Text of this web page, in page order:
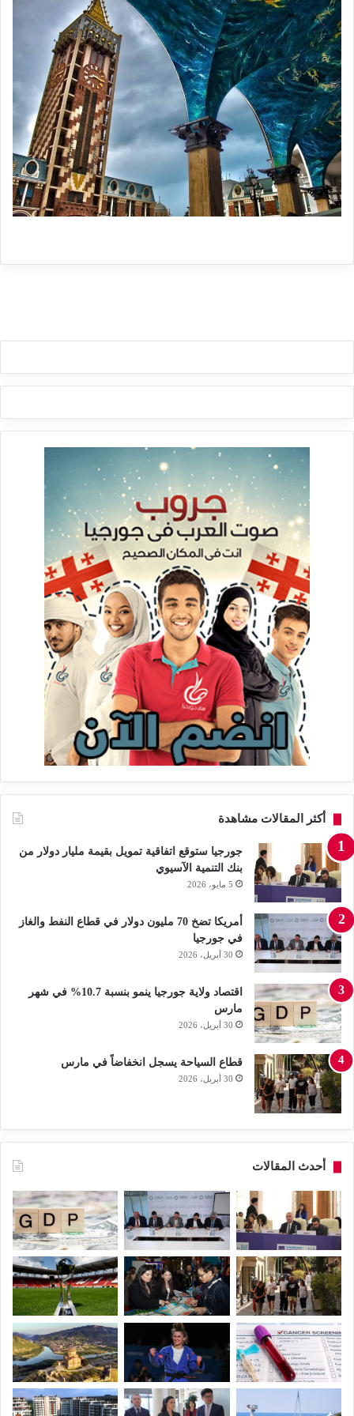
أكثر المقالات مشاهدة
جورجيا ستوقع اتفاقية تمويل بقيمة مليار دولار من
بنك التنمية الآسيوي
5 مايو، 2026
أمريكا تضخ 70 مليون دولار في قطاع النفط والغاز
في جورجيا
30 أبريل، 2026
اقتصاد ولاية جورجيا ينمو بنسبة 10.7% في شهر
مارس
30 أبريل، 2026
قطاع السياحة يسجل انخفاضاً في مارس
30 أبريل، 2026
أحدث المقالات